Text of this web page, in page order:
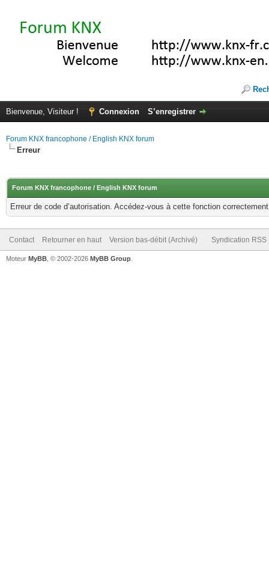
Bienvenue, Visiteur ! Connexion S’enregistrer
Forum KNX francophone / English KNX forum
Erreur
Forum KNX francophone / English KNX forum
Erreur de code d’autorisation. Accédez-vous à cette fonction
Contact Retourner en haut Version bas-débit (Archivé) Syndication RSS
Moteur MyBB , © 2002-2026 MyBB Group